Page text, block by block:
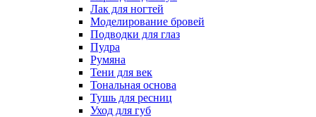
Лак для ногтей
Моделирование бровей
Подводки для глаз
Пудра
Румяна
Тени для век
Тональная основа
Тушь для ресниц
Уход для губ